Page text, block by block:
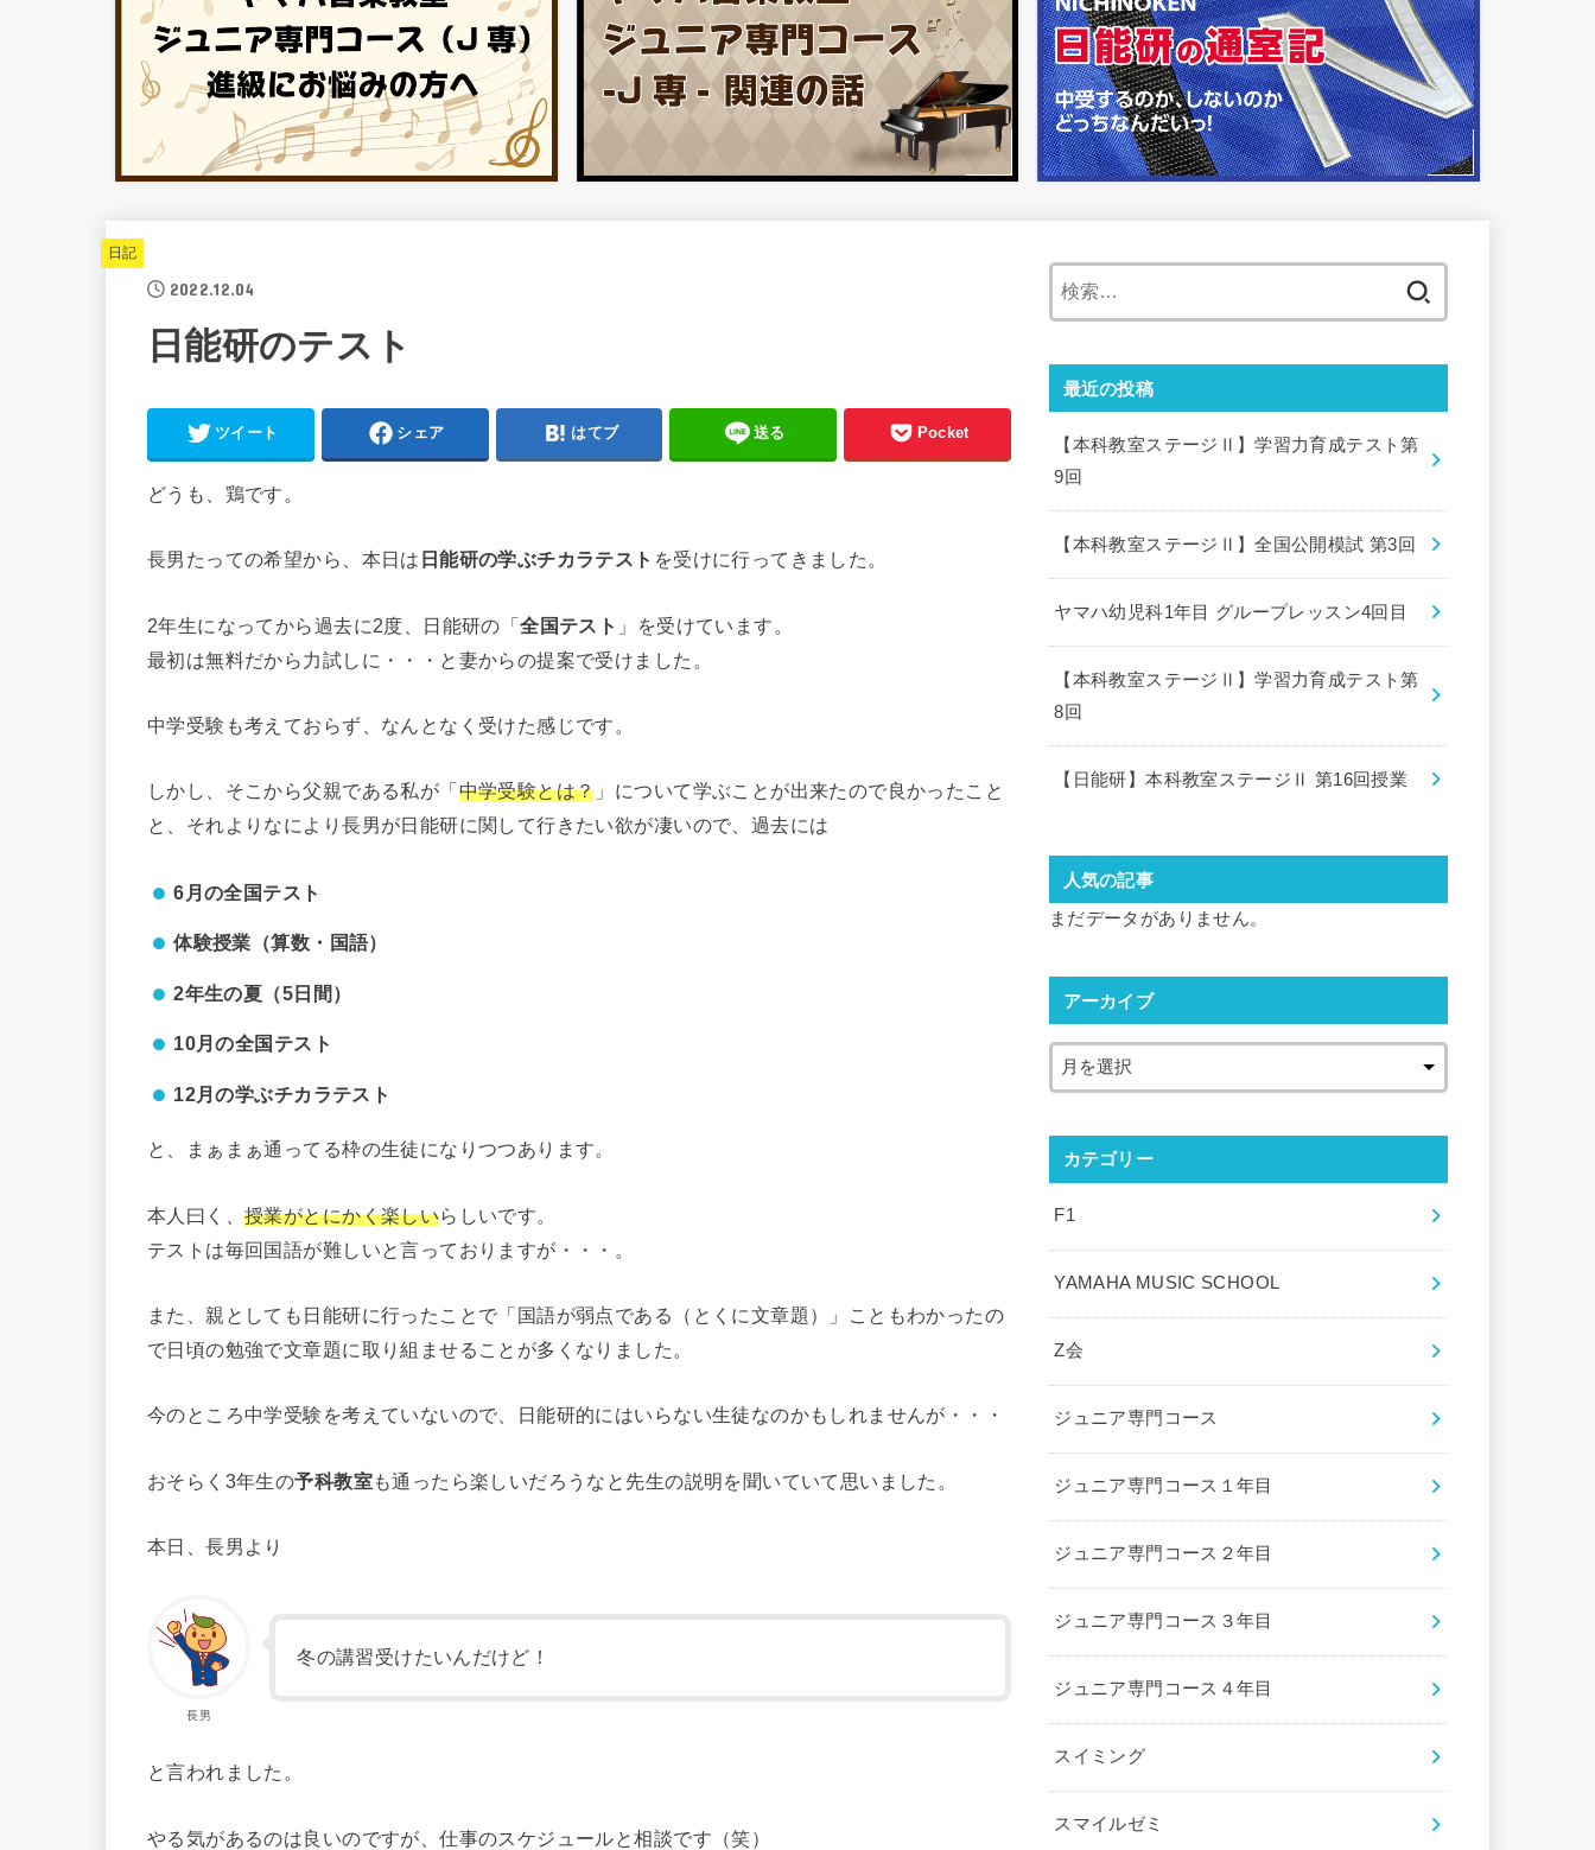
日記
2022.12.04
日能研のテスト
ツイート シェア はてブ 送る Pocket
どうも、鶏です。
長男たっての希望から、本日は 日能研の学ぶチカラテスト を受けに行ってきました。
2年生になってから過去に2度、日能研の「全国テスト 」を受けています。
最初は無料だから力試しに・・・と妻からの提案で受けました。
中学受験も考えておらず、なんとなく受けた感じです。
しかし、そこから父親である私が「中学受験とは？ 」について学ぶことが出来たので良かったこと
と、それよりなにより長男が日能研に関して行きたい欲が凄いので、過去には
6月の全国テスト
体験授業（算数・国語）
2年生の夏（5日間）
10月の全国テスト
12月の学ぶチカラテスト
と、まぁまぁ通ってる枠の生徒になりつつあります。
本人曰く、授業がとにかく楽しいらしいです。
テストは毎回国語が難しいと言っておりますが・・・。
また、親としても日能研に行ったことで「国語が弱点である（とくに文章題）」こともわかったの
で日頃の勉強で文章題に取り組ませることが多くなりました。
今のところ中学受験を考えていないので、日能研的にはいらない生徒なのかもしれませんが・・・
おそらく3年生の予科教室も通ったら楽しいだろうなと先生の説明を聞いていて思いました。
本日、長男より
長男
冬の講習受けたいんだけど！
と言われました。
やる気があるのは良いのですが、仕事のスケジュールと相談です（笑）
最近の投稿
【本科教室ステージⅡ】学習力育成テスト第
9回
【本科教室ステージⅡ】全国公開模試 第3回
ヤマハ幼児科1年目 グループレッスン4回目
【本科教室ステージⅡ】学習力育成テスト第
8回
【日能研】本科教室ステージⅡ 第16回授業
人気の記事
まだデータがありません。
アーカイブ
カテゴリー
F1
YAMAHA MUSIC SCHOOL
Z会
ジュニア専門コース
ジュニア専門コース１年目
ジュニア専門コース２年目
ジュニア専門コース３年目
ジュニア専門コース４年目
スイミング
スマイルゼミ